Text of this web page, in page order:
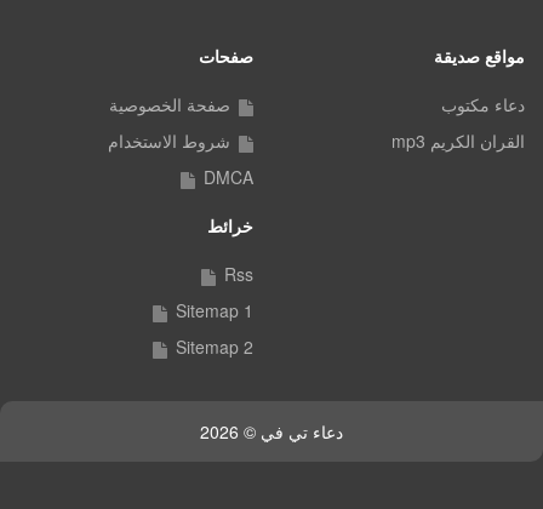
مواقع صديقة
دعاء مكتوب
القران الكريم mp3
صفحات
صفحة الخصوصية
شروط الاستخدام
DMCA
خرائط
Rss
Sitemap 1
Sitemap 2
دعاء تي في © 2026